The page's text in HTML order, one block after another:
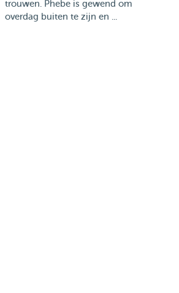
trouwen. Phebe is gewend om
overdag buiten te zijn en ...